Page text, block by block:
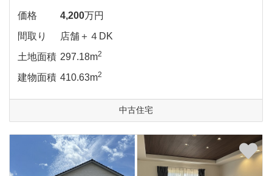
価格 4,200万円
間取り
店舗＋４DK
土地面積 297.18m2
建物面積 410.63m2
中古住宅